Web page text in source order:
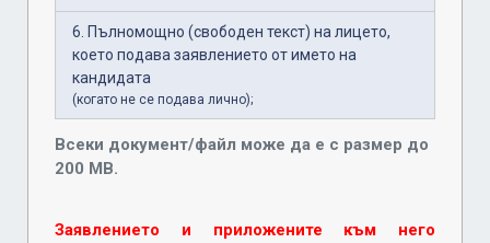
Всеки документ/файл може да е с размер до
200 MB.
6. Пълномощно (свободен текст) на лицето,
което подава заявлението от името на
кандидата
(когато не се подава лично);
Заявлението и приложените към него